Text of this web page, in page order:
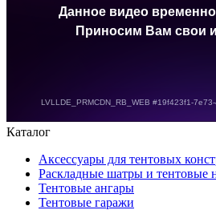
Каталог
Аксессуары для тентовых
Раскладные шатры и тентовые
Тентовые ангары
Тентовые гаражи